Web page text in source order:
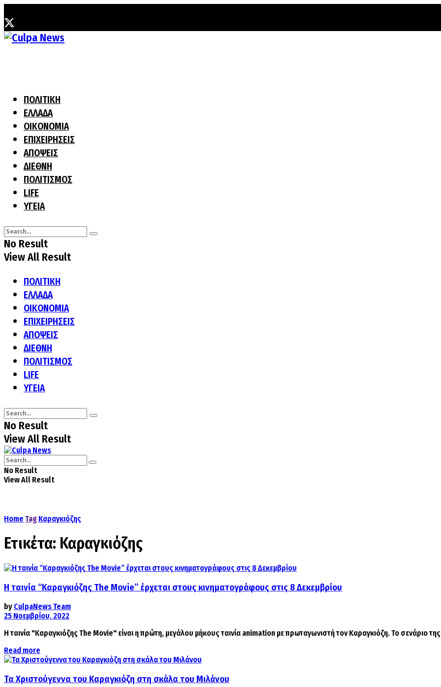
ΠΟΛΙΤΙΚΗ
ΕΛΛΑΔΑ
ΟΙΚΟΝΟΜΙΑ
ΕΠΙΧΕΙΡΗΣΕΙΣ
ΑΠΟΨΕΙΣ
ΔΙΕΘΝΗ
ΠΟΛΙΤΙΣΜΟΣ
LIFE
ΥΓΕΙΑ
No Result
View All Result
ΠΟΛΙΤΙΚΗ
ΕΛΛΑΔΑ
ΟΙΚΟΝΟΜΙΑ
ΕΠΙΧΕΙΡΗΣΕΙΣ
ΑΠΟΨΕΙΣ
ΔΙΕΘΝΗ
ΠΟΛΙΤΙΣΜΟΣ
LIFE
ΥΓΕΙΑ
No Result
View All Result
No Result
View All Result
Home Tag Καραγκιόζης
Ετικέτα: Καραγκιόζης
Η ταινία “Καραγκιόζης The Movie” έρχεται στους κινηματογράφους στις 8 Δεκεμβρίου
by CulpaNews Team
25 Νοεμβρίου, 2022
Η ταινία "Καραγκιόζης The Movie" είναι η πρώτη, μεγάλου μήκους ταινία animation με πρωταγωνιστή τον Καραγκιόζη. Το σενάριο της
Read more
Τα Χριστούγεννα του Καραγκιόζη στη σκάλα του Μιλάνου